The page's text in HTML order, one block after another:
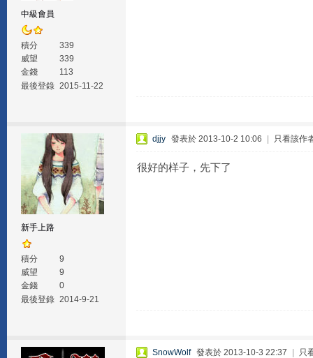
中級會員
積分
339
威望
339
金錢
113
最後登錄 2015-11-22
新手上路
積分
9
威望
9
金錢
0
最後登錄 2014-9-21
djjy 發表於 2013-10-2 10:06 只看該作
很好的样子，先下了
SnowWolf 發表於 2013-10-3 22:37 只